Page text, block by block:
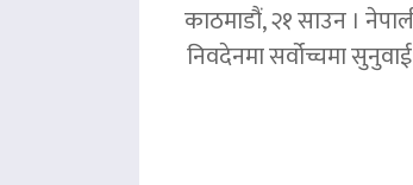
काठमाडौं, २१ साउन ।
निवदेनमा सर्वोच्चमा